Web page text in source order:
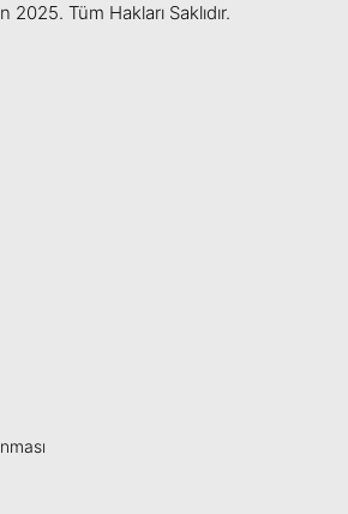
Tüm Hakları Saklıdır.